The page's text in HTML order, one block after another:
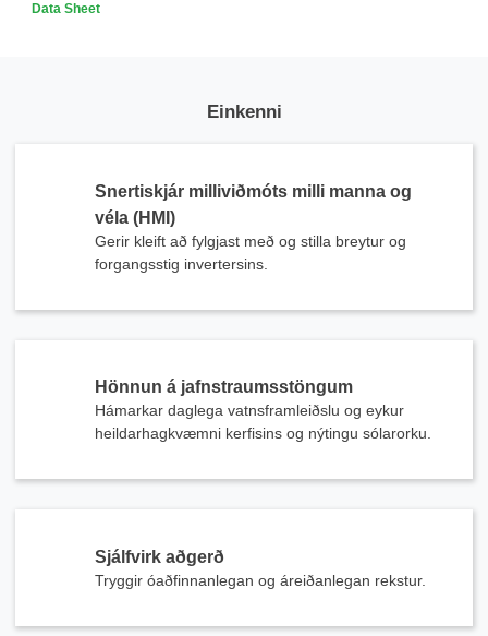
Data Sheet
Einkenni
Snertiskjár milliviðmóts milli manna og
véla (HMI)
Gerir kleift að fylgjast með og stilla breytur og
forgangsstig invertersins.
Hönnun á jafnstraumsstöngum
Hámarkar daglega vatnsframleiðslu og eykur
heildarhagkvæmni kerfisins og nýtingu sólarorku.
Sjálfvirk aðgerð
Tryggir óaðfinnanlegan og áreiðanlegan rekstur.